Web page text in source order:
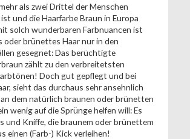
als zwei Drittel der Menschen
und die Haarfarbe Braun in Europa
solch wunderbaren Farbnuancen ist
oder brünettes Haar nur in den
gesegnet: Das berüchtigte
zählt zu den verbreitetsten
Doch gut gepflegt und bei
sieht das durchaus sehr ansehnlich
dem natürlich braunen oder brünetten
wenig auf die Sprünge helfen will: Es
und Kniffe, die braunem oder brünettem
einen (Farb-) Kick verleihen!